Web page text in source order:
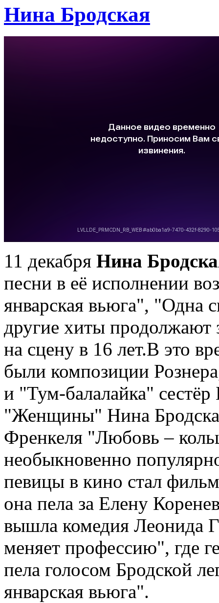
Нина Бродская
11 декабря Нина
песни в её исполнении
январская вьюга", "Одна
другие хиты
на сцену в 16 лет.В это
были композиции
и "Тум-балалайка"
"Женщины" Нина
Френкеля "Любовь –
необыкновенно
певицы в кино стал
она пела за Елену
вышла комедия Леонида
меняет профессию", где
пела голосом Бродской
январская вьюга".